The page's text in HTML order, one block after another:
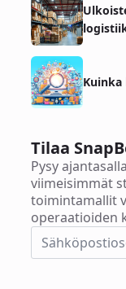
Tilaa
Pysy
viimeisimmät
toimintamallit
operaatioiden